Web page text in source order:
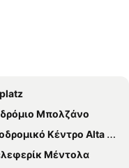
Μπολζάνο
Κέντρο Alta Badia
Μέντολα